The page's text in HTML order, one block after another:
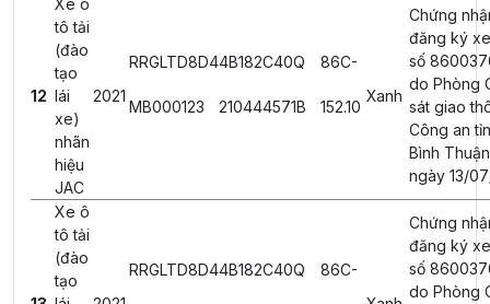
12
Xe ô
tô tải
(đào
tạo
lái
xe)
nhãn
hiệu
JAC
2021
RRGLTD8D4
MB000123
4B182C40Q
210444571B
86C-
152.10
Xanh
Chứng
đăng ký
số
do Phòng
sát giao
Công an
Bình
ngày 13/
Xe ô
tô tải
(đào
tạo
RRGLTD8D44B182C40Q 86C-
Chứng
đăng ký
số
do Phòng